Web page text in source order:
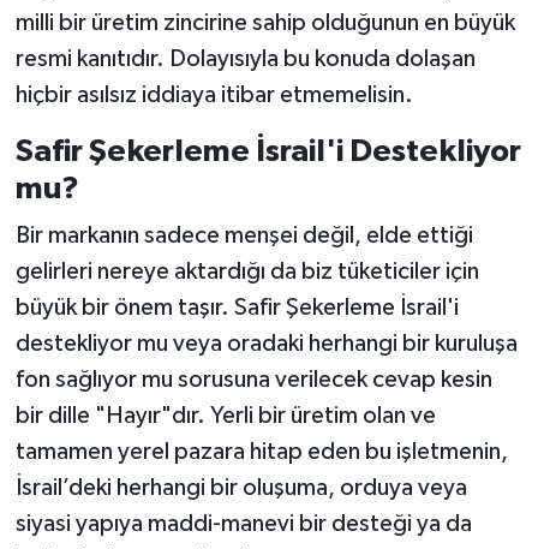
milli bir üretim zincirine sahip olduğunun en büyük
resmi kanıtıdır. Dolayısıyla bu konuda dolaşan
hiçbir asılsız iddiaya itibar etmemelisin.
Safir Şekerleme İsrail'i Destekliyor
mu?
Bir markanın sadece menşei değil, elde ettiği
gelirleri nereye aktardığı da biz tüketiciler için
büyük bir önem taşır. Safir Şekerleme İsrail'i
destekliyor mu veya oradaki herhangi bir kuruluşa
fon sağlıyor mu sorusuna verilecek cevap kesin
bir dille "Hayır"dır. Yerli bir üretim olan ve
tamamen yerel pazara hitap eden bu işletmenin,
İsrail’deki herhangi bir oluşuma, orduya veya
siyasi yapıya maddi-manevi bir desteği ya da